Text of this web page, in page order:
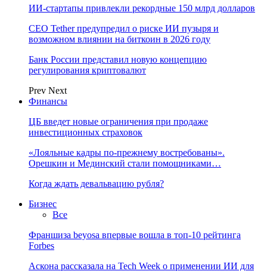
ИИ-стартапы привлекли рекордные 150 млрд долларов
CEO Tether предупредил о риске ИИ пузыря и
возможном влиянии на биткоин в 2026 году
Банк России представил новую концепцию
регулирования криптовалют
Prev Next
Финансы
ЦБ введет новые ограничения при продаже
инвестиционных страховок
«Лояльные кадры по-прежнему востребованы».
Орешкин и Мединский стали помощниками…
Когда ждать девальвацию рубля?
Бизнес
Все
Франшиза beyosa впервые вошла в топ-10 рейтинга
Forbes
Аскона рассказала на Tech Week о применении ИИ для